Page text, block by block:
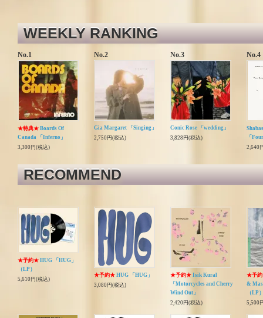
WEEKLY RANKING
No.1 No.2 No.3 No.4
★特典★ Boards Of
Canada 「Inferno」
3,300円(税込)
Gia Margaret 「Singing」
2,750円(税込)
Conic Rose 「wedding」
3,828円(税込)
「
2,640
RECOMMEND
★予約★ HUG 「HUG」
（LP）
5,610円(税込)
★予約★ HUG 「HUG」
3,080円(税込)
★予約★ Isik Kural
「Motorcycles and Cherry
Wind Out」
2,420円(税込)
★予
&
（LP
5,500